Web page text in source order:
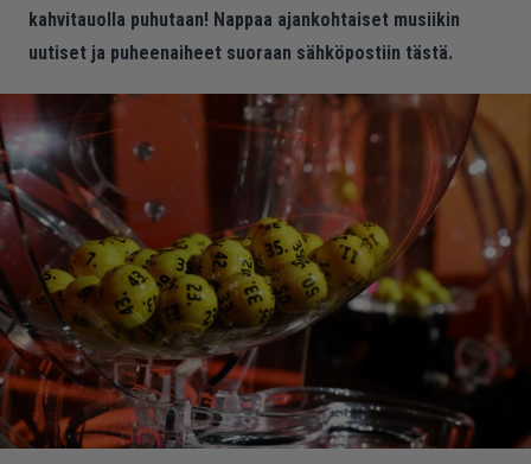
kahvitauolla puhutaan! Nappaa ajankohtaiset musiikin
uutiset ja puheenaiheet suoraan sähköpostiin tästä.